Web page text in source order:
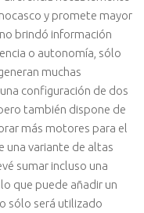
y promete mayor
brindó información
o autonomía, sólo
muchas
configuración de dos
también dispone de
más motores para el
una variante de altas
sumar incluso una
que puede añadir un
sólo será utilizado